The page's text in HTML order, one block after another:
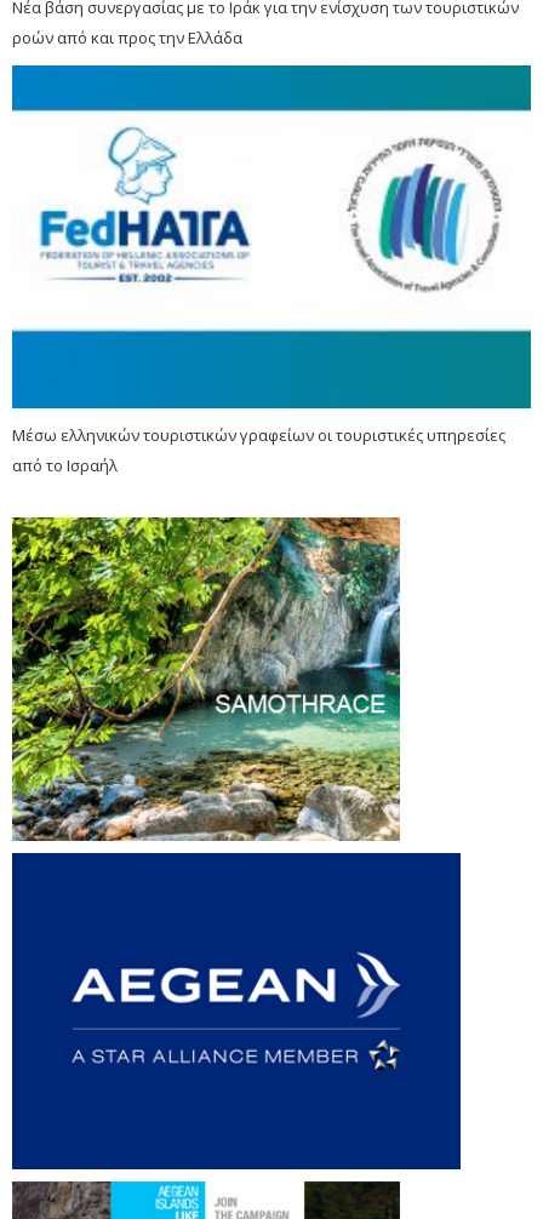
Νέα βάση συνεργασίας με το Ιράκ για την ενίσχυση των τουριστικών
ροών από και προς την Ελλάδα
Μέσω ελληνικών τουριστικών γραφείων οι τουριστικές υπηρεσίες
από το Ισραήλ